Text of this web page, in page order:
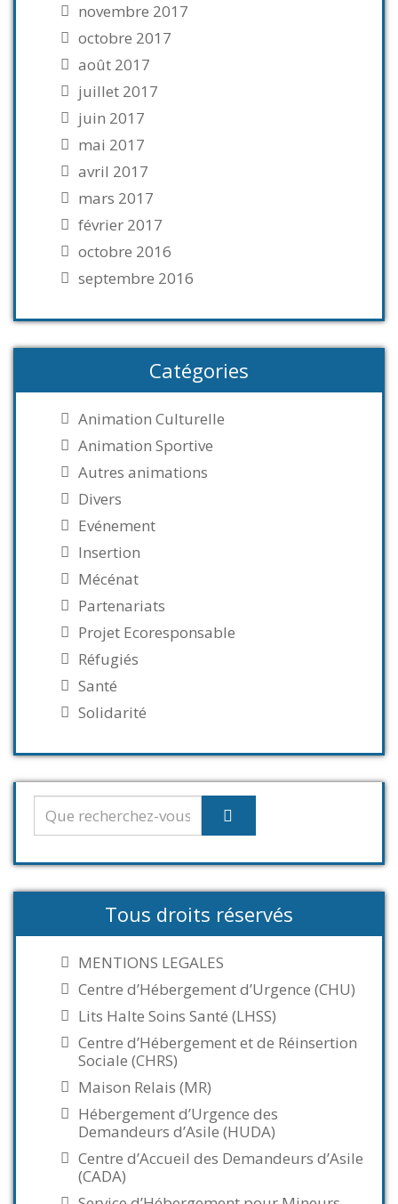
novembre 2017
octobre 2017
août 2017
juillet 2017
juin 2017
mai 2017
avril 2017
mars 2017
février 2017
octobre 2016
septembre 2016
Catégories
Animation Culturelle
Animation Sportive
Autres animations
Divers
Evénement
Insertion
Mécénat
Partenariats
Projet Ecoresponsable
Réfugiés
Santé
Solidarité
Tous droits réservés
MENTIONS LEGALES
Centre d’Hébergement d’Urgence (CHU)
Lits Halte Soins Santé (LHSS)
Centre d’Hébergement et de Réinsertion
Sociale (CHRS)
Maison Relais (MR)
Hébergement d’Urgence des
Demandeurs d’Asile (HUDA)
Centre d’Accueil des Demandeurs d’Asile
(CADA)